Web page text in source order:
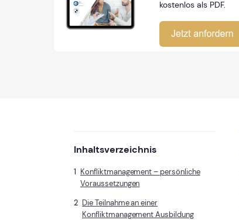
kostenlos als PDF.
Inhaltsverzeichnis
Konfliktmanagement – persönliche
Voraussetzungen
Die Teilnahme an einer
Konfliktmanagement Ausbildung